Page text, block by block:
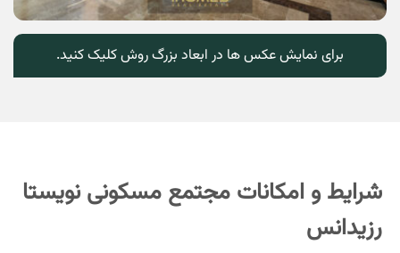
برای نمایش عکس ها در ابعاد بزرگ روش کلیک کنید.
شرایط و امکانات مجتمع مسکونی نویستا
رزیدانس